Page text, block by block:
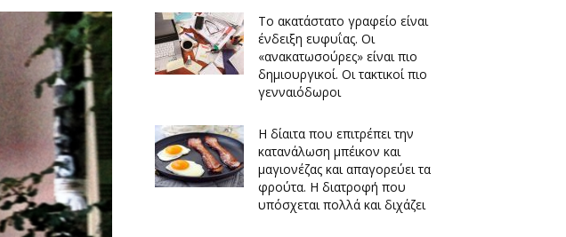
Το ακατάστατο γραφείο είναι
ένδειξη ευφυΐας. Οι
«ανακατωσούρες» είναι πιο
δημιουργικοί. Οι τακτικοί πιο
γενναιόδωροι
Η δίαιτα που επιτρέπει την
κατανάλωση μπέικον και
μαγιονέζας και απαγορεύει τα
φρούτα. Η διατροφή που
υπόσχεται πολλά και διχάζει